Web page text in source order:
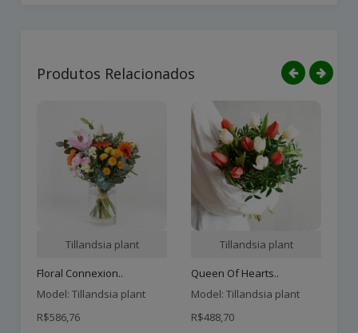
Produtos Relacionados
Tillandsia plant
Floral Connexion..
Model: Tillandsia plant
R$586,76
Tillandsia plant
Queen Of Hearts..
Model: Tillandsia plant
R$488,70